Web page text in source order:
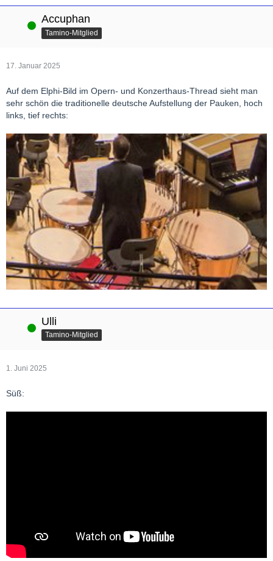
Online Accuphan
Tamino-Mitglied
17. Januar 2025
Auf dem Elphi-Bild im Opern- und Konzerthaus-Thread sieht man
sehr schön die traditionelle deutsche Aufstellung der Pauken, hoch
links, tief rechts:
Online Ulli
Tamino-Mitglied
1. Juni 2025
Süß: